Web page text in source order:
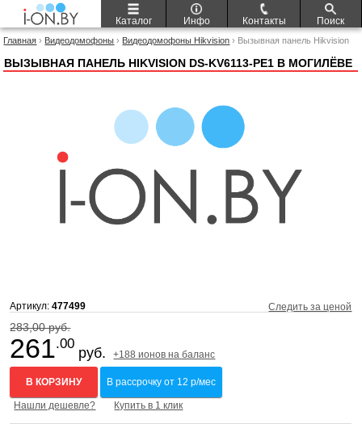
Каталог Инфо Контакты Поиск
Главная › Видеодомофоны › Видеодомофоны Hikvision › Вызывная панель Hikvision
ВЫЗЫВНАЯ ПАНЕЛЬ HIKVISION DS-KV6113-PE1 В МОГИЛЁВЕ
Артикул:477499 Следить за ценой
283,00 руб.
261.00
руб. +188 ионов на баланс
В КОРЗИНУ В рассрочку от 12 р/мес
Нашли дешевле? Купить в 1 клик